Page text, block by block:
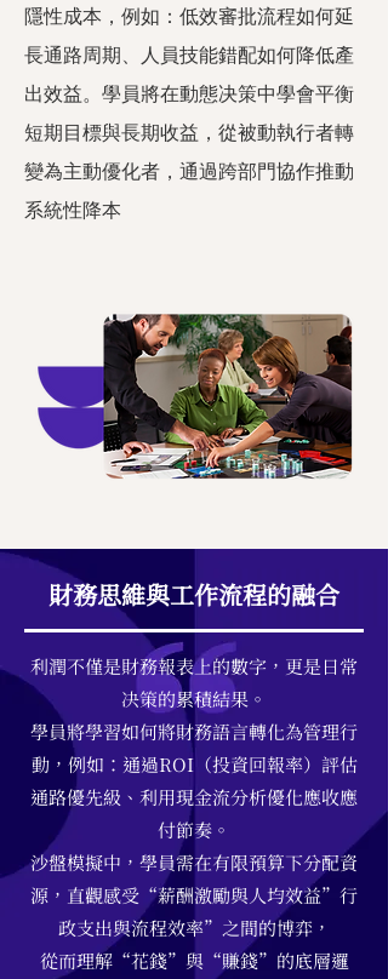
隱性成本，例如：低效審批流程如何延
長通路周期、人員技能錯配如何降低產
出效益。學員將在動態决策中學會平衡
短期目標與長期收益，從被動執行者轉
變為主動優化者，通過跨部門協作推動
系統性降本
財務思維與工作流程的融合
利潤不僅是財務報表上的數字，更是日常
决策的累積結果。
學員將學習如何將財務語言轉化為管理行
動，例如：通過ROI（投資回報率）評估
通路優先級、利用現金流分析優化應收應
付節奏。
沙盤模擬中，學員需在有限預算下分配資
源，直觀感受“薪酬激勵與人均效益”行
政支出與流程效率”之間的博弈，
從而理解“花錢”與“賺錢”的底層邏